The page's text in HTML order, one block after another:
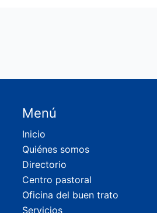
Menú
Inicio
Quiénes somos
Directorio
Centro pastoral
Oficina del buen trato
Servicios